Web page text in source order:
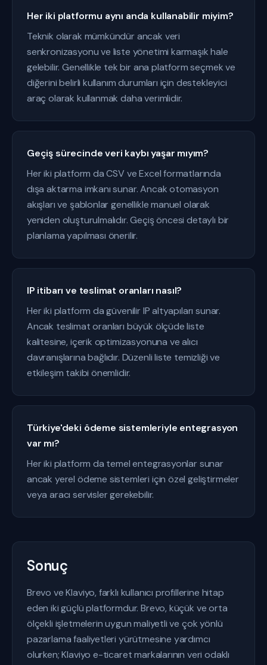
Her iki platformu aynı anda kullanabilir miyim?
Teknik olarak mümkündür ancak veri
senkronizasyonu ve liste yönetimi karmaşık hale
gelebilir. Genellikle tek bir ana platform seçmek ve
diğerini belirli kullanım durumları için destekleyici
araç olarak kullanmak daha verimlidir.
Geçiş sürecinde veri kaybı yaşar mıyım?
Her iki platform da CSV ve Excel formatlarında
dışa aktarma imkanı sunar. Ancak otomasyon
akışları ve şablonlar genellikle manuel olarak
yeniden oluşturulmalıdır. Geçiş öncesi detaylı bir
planlama yapılması önerilir.
IP itibarı ve teslimat oranları nasıl?
Her iki platform da güvenilir IP altyapıları sunar.
Ancak teslimat oranları büyük ölçüde liste
kalitesine, içerik optimizasyonuna ve alıcı
davranışlarına bağlıdır. Düzenli liste temizliği ve
etkileşim takibi önemlidir.
Türkiye'deki ödeme sistemleriyle entegrasyon
var mı?
Her iki platform da temel entegrasyonlar sunar
ancak yerel ödeme sistemleri için özel geliştirmeler
veya aracı servisler gerekebilir.
Sonuç
Brevo ve Klaviyo, farklı kullanıcı profillerine hitap
eden iki güçlü platformdur. Brevo, küçük ve orta
ölçekli işletmelerin uygun maliyetli ve çok yönlü
pazarlama faaliyetleri yürütmesine yardımcı
olurken; Klaviyo e-ticaret markalarının veri odaklı